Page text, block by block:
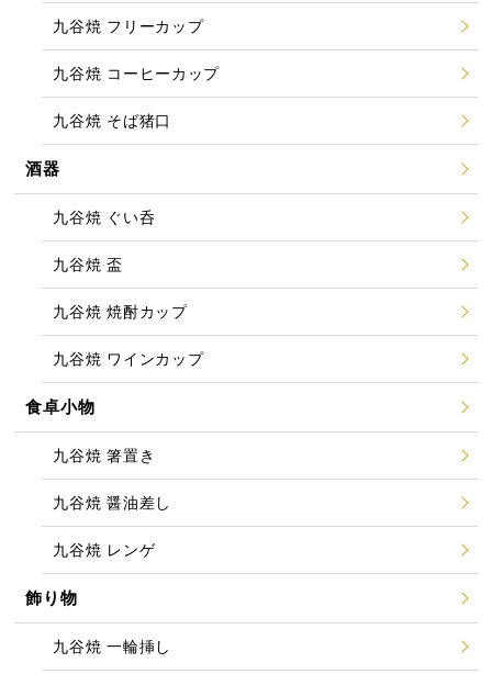
九谷焼 フリーカップ
九谷焼 コーヒーカップ
九谷焼 そば猪口
酒器
九谷焼 ぐい呑
九谷焼 盃
九谷焼 焼酎カップ
九谷焼 ワインカップ
食卓小物
九谷焼 箸置き
九谷焼 醤油差し
九谷焼 レンゲ
飾り物
九谷焼 一輪挿し